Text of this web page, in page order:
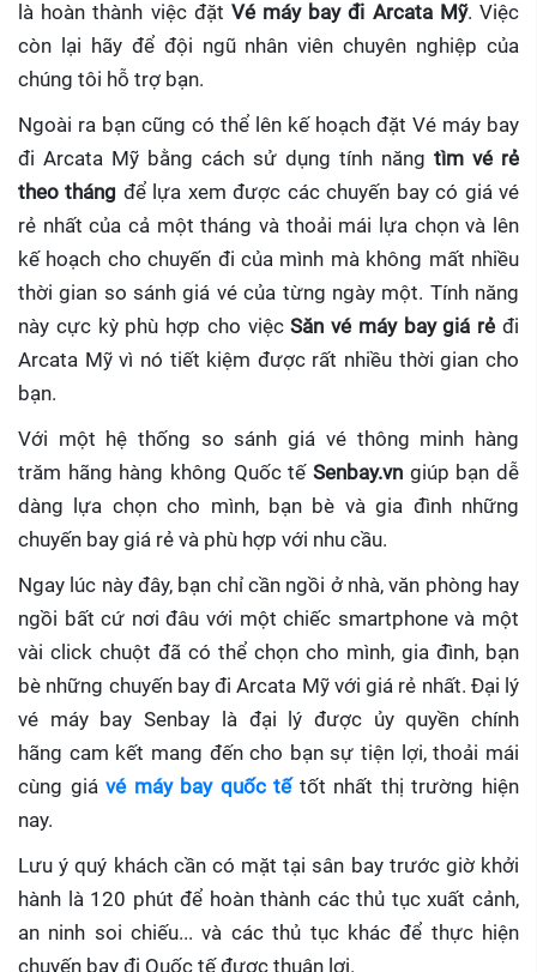
là hoàn thành việc đặt Vé máy bay đi Arcata Mỹ. Việc
còn lại hãy để đội ngũ nhân viên chuyên nghiệp của
chúng tôi hỗ trợ bạn.
Ngoài ra bạn cũng có thể lên kế hoạch đặt Vé máy bay
đi Arcata Mỹ bằng cách sử dụng tính năng tìm vé rẻ
theo tháng để lựa xem được các chuyến bay có giá vé
rẻ nhất của cả một tháng và thoải mái lựa chọn và lên
kế hoạch cho chuyến đi của mình mà không mất nhiều
thời gian so sánh giá vé của từng ngày một. Tính năng
này cực kỳ phù hợp cho việcSăn vé máy bay giá rẻđi
Arcata Mỹ vì nó tiết kiệm được rất nhiều thời gian cho
bạn.
Với một hệ thống so sánh giá vé thông minh hàng
trăm hãng hàng không Quốc tế Senbay.vn giúp bạn dễ
dàng lựa chọn cho mình, bạn bè và gia đình những
chuyến bay giá rẻ và phù hợp với nhu cầu.
Ngay lúc này đây, bạn chỉ cần ngồi ở nhà, văn phòng hay
ngồi bất cứ nơi đâu với một chiếc smartphone và một
vài click chuột đã có thể chọn cho mình, gia đình, bạn
bè những chuyến bay đi Arcata Mỹ với giá rẻ nhất. Đại lý
vé máy bay Senbay
là đại lý được ủy quyền chính
hãng cam kết mang đến cho bạn sự tiện lợi, thoải mái
cùng giávé máy bay quốc tế tốt nhất thị trường hiện
nay.
Lưu ý quý khách cần có mặt tại sân bay trước giờ khởi
hành là 120 phút để hoàn thành các thủ tục xuất cảnh,
an ninh soi chiếu... và các thủ tục khác để thực hiện
chuyến bay đi Quốc tế được thuận lợi.